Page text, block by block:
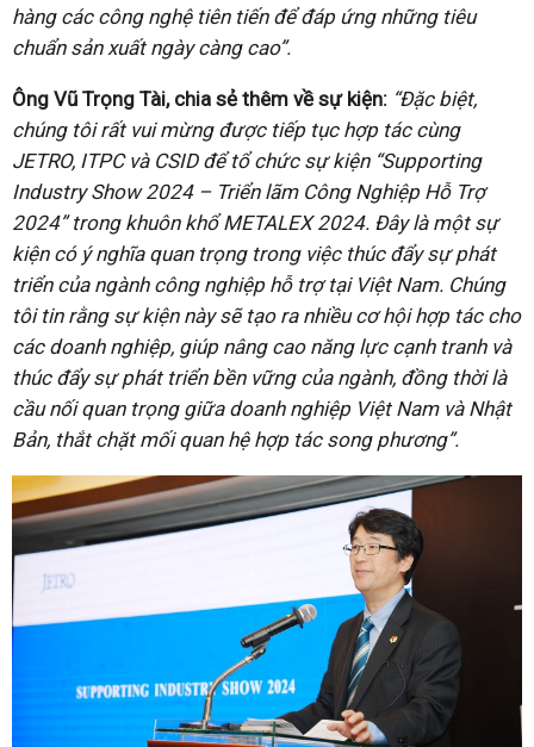
hàng các công nghệ tiên tiến để đáp ứng những tiêu
chuẩn sản xuất ngày càng cao”.
Ông Vũ Trọng Tài, chia sẻ thêm về sự kiện: “Đặc biệt,
chúng tôi rất vui mừng được tiếp tục hợp tác cùng
JETRO, ITPC và CSID để tổ chức sự kiện “Supporting
Industry Show 2024 – Triển lãm Công Nghiệp Hỗ Trợ
2024” trong khuôn khổ METALEX 2024. Đây là một sự
kiện có ý nghĩa quan trọng trong việc thúc đẩy sự phát
triển của ngành công nghiệp hỗ trợ tại Việt Nam. Chúng
tôi tin rằng sự kiện này sẽ tạo ra nhiều cơ hội hợp tác cho
các doanh nghiệp, giúp nâng cao năng lực cạnh tranh và
thúc đẩy sự phát triển bền vững của ngành, đồng thời là
cầu nối quan trọng giữa doanh nghiệp Việt Nam và Nhật
Bản, thắt chặt mối quan hệ hợp tác song phương”.